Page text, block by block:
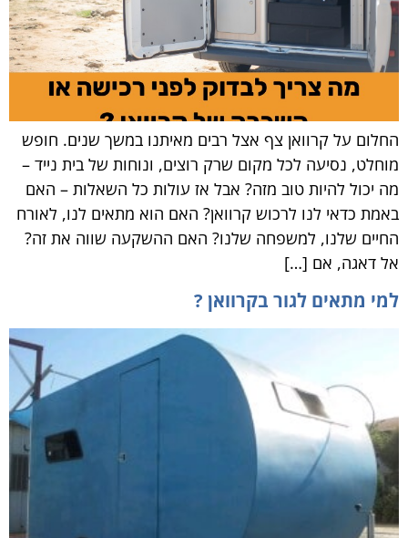
החלום על קרוואן צף אצל רבים מאיתנו במשך שנים. חופש
מוחלט, נסיעה לכל מקום שרק רוצים, ונוחות של בית נייד –
מה יכול להיות טוב מזה? אבל אז עולות כל השאלות – האם
באמת כדאי לנו לרכוש קרוואן? האם הוא מתאים לנו, לאורח
החיים שלנו, למשפחה שלנו? האם ההשקעה שווה את זה?
אל דאגה, אם […]
למי מתאים לגור בקרוואן ?